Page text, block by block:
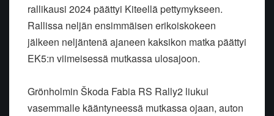
rallikausi 2024 päättyi Kiteellä pettymykseen.
Rallissa neljän ensimmäisen erikoiskokeen
jälkeen neljäntenä ajaneen kaksikon matka päättyi
EK5:n viimeisessä mutkassa ulosajoon.
Grönholmin Škoda Fabia RS Rally2 liukui
vasemmalle kääntyneessä mutkassa ojaan, auton